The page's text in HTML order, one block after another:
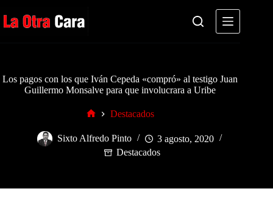
al
contenido
Los pagos con los que Iván Cepeda «compró» al testigo Juan
Guillermo Monsalve para que involucrara a Uribe
Destacados
Sixto Alfredo Pinto
3 agosto, 2020
Destacados